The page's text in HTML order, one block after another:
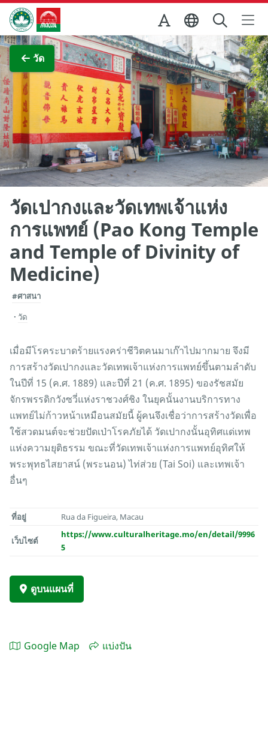
Skip to Main Content
สำนักงานการท่องเที่ยวของรัฐบาลมาเก๊า
วัด
ภาพขยาย
วัดเปากงและวัดเทพเจ้าแห่ง
การแพทย์ (Pao Kong Temple
and Temple of Divinity of
Medicine)
#ศาสนา
วัด
เมื่อมีโรคระบาดร้ายแรงคร่าชีวิตคนมาเก๊าไปมากมาย จึงมี
การสร้างวัดเปากงและวัดเทพเจ้าแห่งการแพทย์ขึ้นตามลำดับ
ในปีที่ 15 (ค.ศ. 1889) และปีที่ 21 (ค.ศ. 1895) ของรัชสมัย
จักรพรรดิกวังซวี่แห่งราชวงศ์ชิง ในยุคนั้นงานบริการทาง
แพทย์ไม่ก้าวหน้าเหมือนสมัยนี้ ผู้คนจึงเชื่อว่าการสร้างวัดเพื่อ
ใช้สวดมนต์จะช่วยปัดเป่าโรคภัยได้ วัดเปากงนั้นอุทิศแด่เทพ
แห่งความยุติธรรม ขณะที่วัดเทพเจ้าแห่งการแพทย์อุทิศให้
พระพุทธไสยาสน์ (พระนอน) ไท่ส่วย (Tai Soi) และเทพเจ้า
อื่นๆ
ที่อยู่ Rua da Figueira, Macau
เว็บไซต์
https://www.culturalheritage.mo/en/detail/9996
5
ดูบนแผนที่
Google Map แบ่งปัน